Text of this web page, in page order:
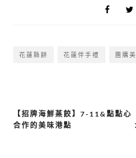
花蓮縣餅 花蓮伴手禮 團購
文
【招牌海鮮蒸餃】7-11&點點心
合作的美味港點